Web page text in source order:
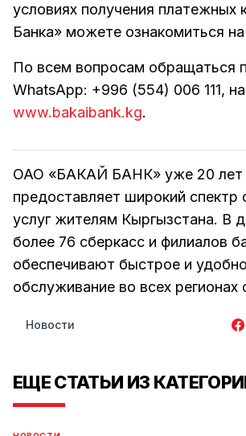
условиях получения платежных
Банка» можете ознакомиться
По всем вопросам обращаться
WhatsApp: +996 (554) 006 111,
www.bakaibank.kg.
ОАО «БАКАЙ БАНК» уже 20 лет
предоставляет широкий спектр
услуг жителям Кыргызстана. В
более 76 сберкасс и филиалов
обеспечивают быстрое и
обслуживание во всех регионах
Новости
ЕЩЕ СТАТЬИ ИЗ